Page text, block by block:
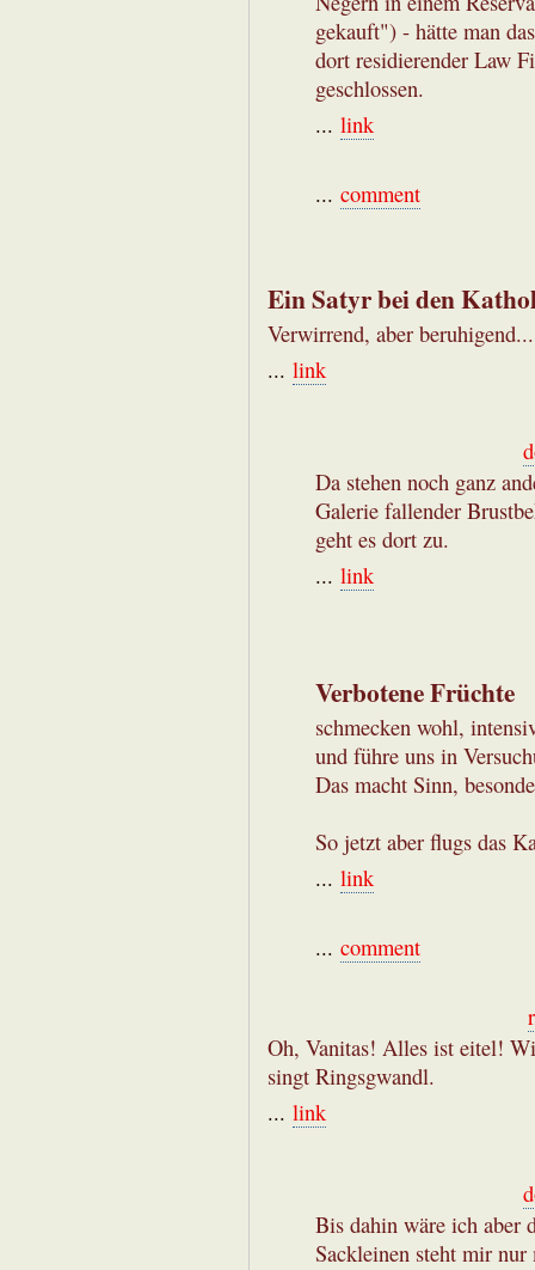
gekauft") - hätte man
dort residierender Law
geschlossen.
... link
... comment
Ein Satyr bei den
Verwirrend, aber beruhigend...
... link
Da stehen noch ganz
Galerie fallender
geht es dort zu.
... link
Verbotene Früchte
schmecken wohl,
und führe uns in
Das macht Sinn,
So jetzt aber flugs das
... link
... comment
Oh, Vanitas! Alles ist eitel!
singt Ringsgwandl.
... link
Bis dahin wäre ich aber
Sackleinen steht mir nur